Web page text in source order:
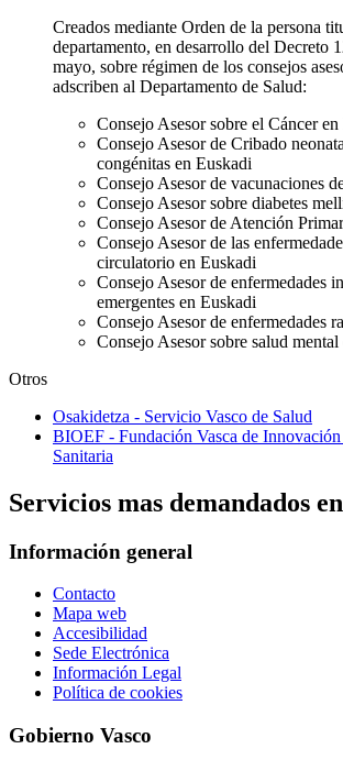
Creados mediante Orden de la persona
departamento, en desarrollo del Decreto
mayo, sobre régimen de los consejos
adscriben al Departamento de Salud:
Consejo Asesor sobre el Cáncer
Consejo Asesor de Cribado
congénitas en Euskadi
Consejo Asesor de vacunaciones
Consejo Asesor sobre diabetes
Consejo Asesor de Atención
Consejo Asesor de las
circulatorio en Euskadi
Consejo Asesor de enfermedades
emergentes en Euskadi
Consejo Asesor de enfermedades
Consejo Asesor sobre salud
Otros
Osakidetza - Servicio Vasco de Salud
BIOEF - Fundación Vasca de
Sanitaria
Servicios mas demandados
Información general
Contacto
Mapa web
Accesibilidad
Sede Electrónica
Información Legal
Política de cookies
Gobierno Vasco